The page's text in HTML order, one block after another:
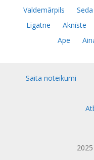
Valdemārpils
Seda
Līgatne
Aknīste
Ape
Saita noteikumi